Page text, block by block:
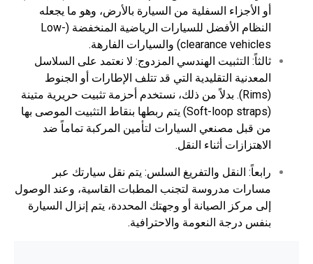
أو الأجزاء السفلية من السيارة بالأرض، وهو ما يجعله
النظام الأفضل للسيارات الرياضية المنخفضة (Low-
clearance vehicles) والسيارات الفارهة.
ثالثاً: التثبيت الهندسي المزدوج: لا نعتمد على السلاسل
المعدنية التقليدية التي قد تتلف الإطارات أو الجنوط
(Rims). بدلاً من ذلك، نستخدم أحزمة تثبيت حريرية متينة
(Soft-loop straps) يتم ربطها بنقاط التثبيت الموصى بها
من قبل مصنعي السيارات لتأمين المركبة تماماً ضد
الاهتزازات أثناء النقل.
رابعاً: النقل والتفريغ السلس: يتم نقل سيارتك عبر
مسارات مدروسة لتجنب المطبات القاسية، وعند الوصول
إلى مركز الصيانة أو وجهتك المحددة، يتم إنزال السيارة
بنفس درجة النعومة والاحترافية.